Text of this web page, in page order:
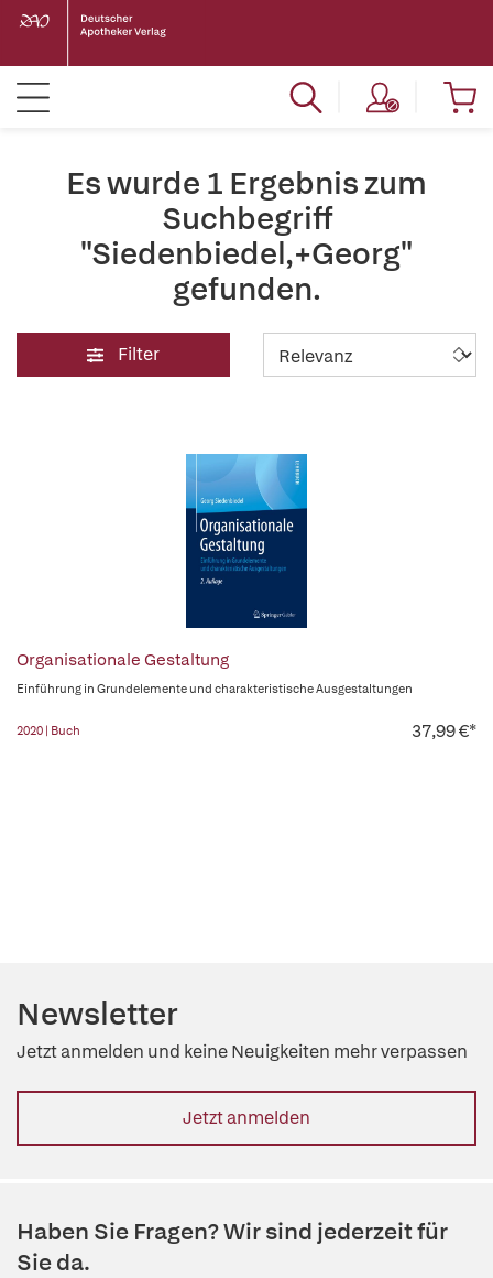
Es wurde 1 Ergebnis zum
Suchbegriff
"Siedenbiedel,+Georg"
gefunden.
Filter
Organisationale Gestaltung
Einführung in Grundelemente und charakteristische Ausgestaltungen
2020 | Buch 37,99 €*
Newsletter
Jetzt anmelden und keine Neuigkeiten mehr verpassen
Jetzt anmelden
Haben Sie Fragen? Wir sind jederzeit für
Sie da.